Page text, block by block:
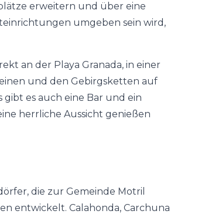
erweitern und über eine
umgeben sein wird,
an der Playa Granada, in einer
und den Gebirgsketten auf
es auch eine Bar und ein
herrliche Aussicht genießen
die zur Gemeinde Motril
entwickelt. Calahonda, Carchuna